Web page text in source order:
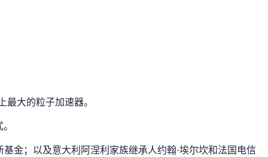
大的粒子加速器。
金；以及意大利阿涅利家族继承人约翰·埃尔坎和法国电信